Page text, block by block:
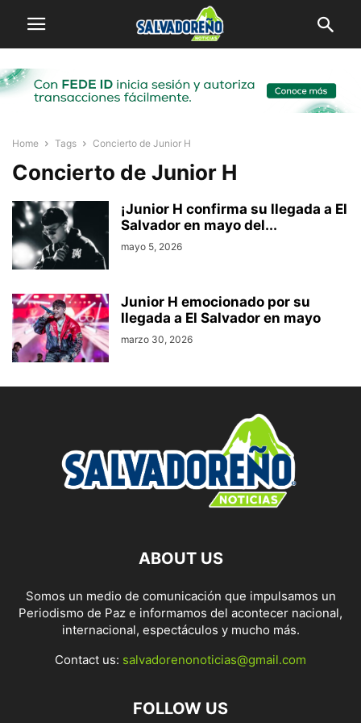
Home Tags Concierto de Junior H
Concierto de Junior H
¡Junior H confirma su llegada a El
Salvador en mayo del...
mayo 5, 2026
Junior H emocionado por su
llegada a El Salvador en mayo
marzo 30, 2026
ABOUT US
Somos un medio de comunicación que impulsamos un
Periodismo de Paz e informamos del acontecer nacional,
internacional, espectáculos y mucho más.
Contact us: salvadorenonoticias@gmail.com
FOLLOW US